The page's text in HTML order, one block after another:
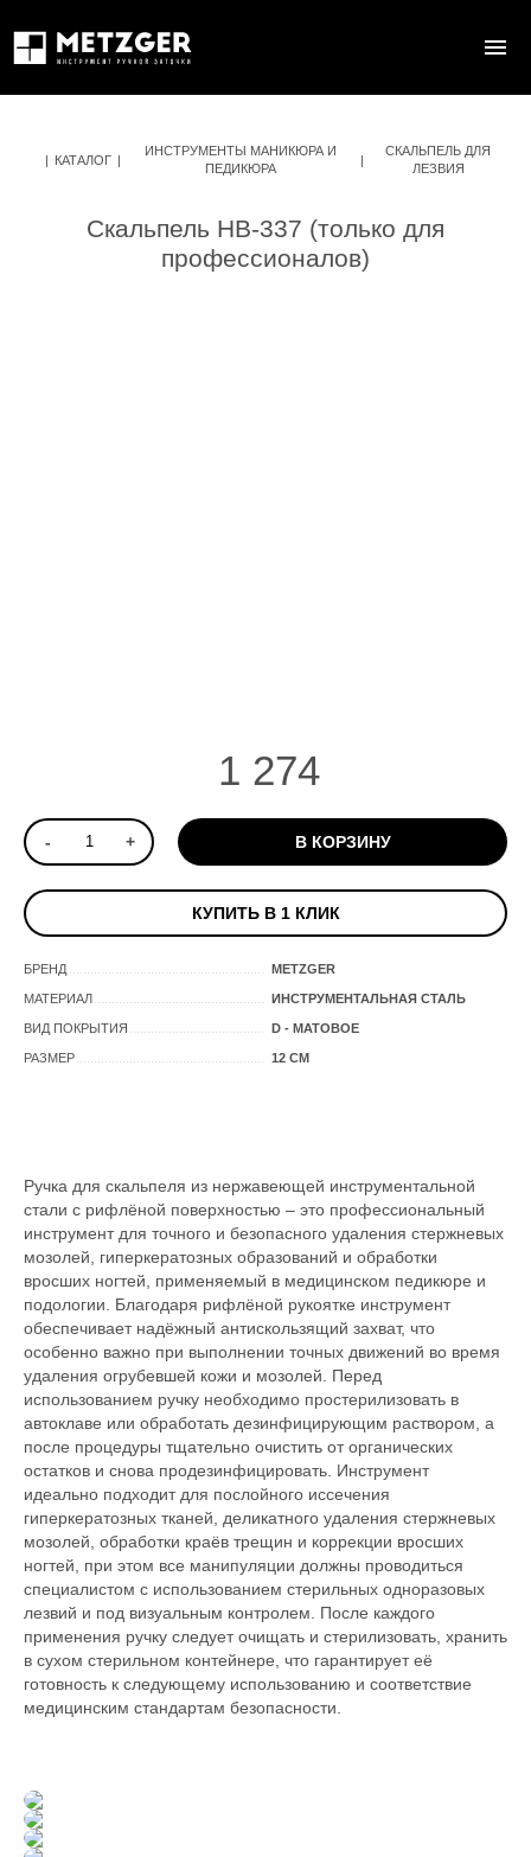
| КАТАЛОГ |
ИНСТРУМЕНТЫ МАНИКЮРА И
ПЕДИКЮРА
|
СКАЛЬПЕЛЬ ДЛЯ
ЛЕЗВИЯ
Скальпель HB-337 (только для
профессионалов)
1 274
- + В КОРЗИНУ
КУПИТЬ В 1 КЛИК
БРЕНД METZGER
МАТЕРИАЛ ИНСТРУМЕНТАЛЬНАЯ СТАЛЬ
ВИД ПОКРЫТИЯ D - МАТОВОЕ
РАЗМЕР 12 СМ
Ручка для скальпеля из нержавеющей инструментальной
стали с рифлёной поверхностью – это профессиональный
инструмент для точного и безопасного удаления стержневых
мозолей, гиперкератозных образований и обработки
вросших ногтей, применяемый в медицинском педикюре и
подологии. Благодаря рифлёной рукоятке инструмент
обеспечивает надёжный антискользящий захват, что
особенно важно при выполнении точных движений во время
удаления огрубевшей кожи и мозолей. Перед
использованием ручку необходимо простерилизовать в
автоклаве или обработать дезинфицирующим раствором, а
после процедуры тщательно очистить от органических
остатков и снова продезинфицировать. Инструмент
идеально подходит для послойного иссечения
гиперкератозных тканей, деликатного удаления стержневых
мозолей, обработки краёв трещин и коррекции вросших
ногтей, при этом все манипуляции должны проводиться
специалистом с использованием стерильных одноразовых
лезвий и под визуальным контролем. После каждого
применения ручку следует очищать и стерилизовать, хранить
в сухом стерильном контейнере, что гарантирует её
готовность к следующему использованию и соответствие
медицинским стандартам безопасности.